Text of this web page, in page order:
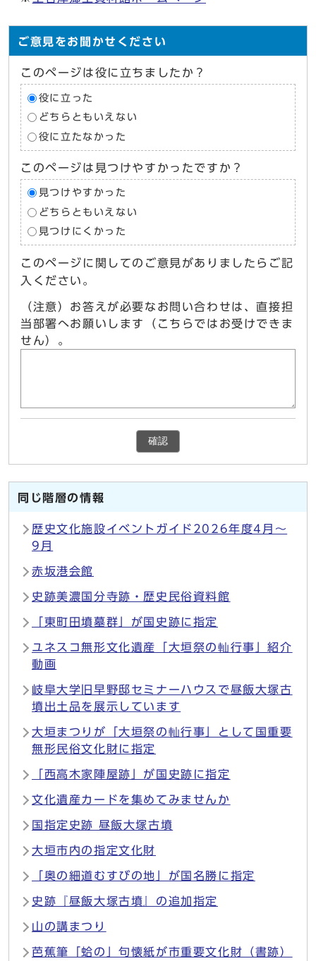
ご意見をお聞かせください
このページは役に立ちましたか？
役に立った
どちらともいえない
役に立たなかった
このページは見つけやすかったですか？
見つけやすかった
どちらともいえない
見つけにくかった
このページに関してのご意見がありましたらご記
入ください。
（注意）お答えが必要なお問い合わせは、直接担
当部署へお願いします（こちらではお受けできま
せん）。
確認
同じ階層の情報
歴史文化施設イベントガイド2026年度4月〜
9月
赤坂港会館
史跡美濃国分寺跡・歴史民俗資料館
「東町田墳墓群」が国史跡に指定
ユネスコ無形文化遺産「大垣祭の軕行事」紹介
動画
岐阜大学旧早野邸セミナーハウスで昼飯大塚古
墳出土品を展示しています
大垣まつりが「大垣祭の軕行事」として国重要
無形民俗文化財に指定
「西高木家陣屋跡」が国史跡に指定
文化遺産カードを集めてみませんか
国指定史跡 昼飯大塚古墳
大垣市内の指定文化財
「奥の細道むすびの地」が国名勝に指定
史跡『昼飯大塚古墳』の追加指定
山の講まつり
芭蕉筆「蛤の」句懐紙が市重要文化財（書跡）